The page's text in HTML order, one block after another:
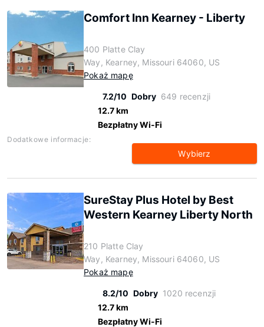
Comfort Inn Kearney - Liberty
400 Platte Clay
Way, Kearney, Missouri 64060, US
Pokaż mapę
7.2/10 Dobry 649 recenzji
12.7 km
Bezpłatny Wi-Fi
Dodatkowe informacje:
Wybierz
SureStay Plus Hotel by Best
Western Kearney Liberty North
210 Platte Clay
Way, Kearney, Missouri 64060, US
Pokaż mapę
8.2/10 Dobry 1020 recenzji
12.7 km
Bezpłatny Wi-Fi